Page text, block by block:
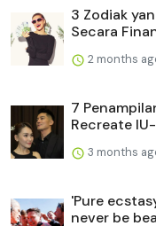
3 Zodiak
Secara
2 months
7
Recreate
3 months
'Pure
never be